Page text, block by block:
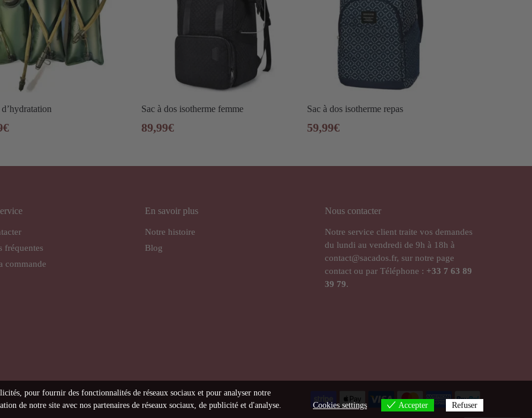
€
Sac à dos isotherme femme
89,99€
Sac à dos isotherme repas
59,99€
fréquentes
commande
En savoir plus
Notre histoire
Blog
Nous contacter
Notre service client traite vos demandes
du lundi au vendredi de 9h à 18h à
contact@sacados.fr, sur notre page
contact ou par Téléphone : +33 7 63 89
39 79.
pour fournir des fonctionnalités de réseaux sociaux et pour analyser notre
de notre site avec nos partenaires de réseaux sociaux, de publicité et d'analyse.
Cookies settings Accepter Refuser